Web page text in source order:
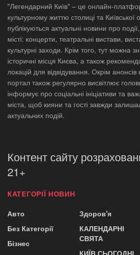
"Легендарний Київ" – це онлайн-
культурному життю столиці та Київської
публікуються актуальні новини про
місті: концерти, театральні вистави,
культурні заходи. Крім того, тут можна
історичні місця Києва, а також
локацій для відвідування. Окрім анонсів
портал також регулярно висвітлює
інформує про соціальні ініціативи та
міста, щоб кияни та гості завжди
актуальних подій.
Контент сайту
21+
КАТЕГОРІЇ НОВИН
Авто
Без Категорії
Бізнес
Здоров'я
КАЛЕНДАРНІ
СВЯТА
КИЇВ СЬОГОДНІ